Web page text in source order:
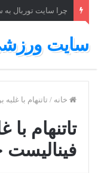
چرا سایت توربال
سایت
خانه / تاتنهام با
تاتنهام با